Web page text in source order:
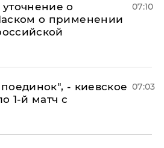
о
о применении
07:10
- киевское
1-й матч с
07:03